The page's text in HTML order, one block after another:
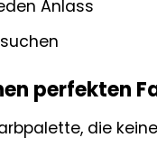
Anlass
perfekten
die